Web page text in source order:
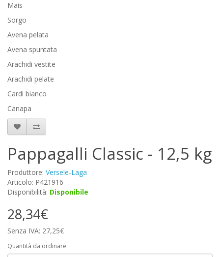
Mais
Sorgo
Avena pelata
Avena spuntata
Arachidi vestite
Arachidi pelate
Cardi bianco
Canapa
Pappagalli Classic - 12,5 kg
Produttore: Versele-Laga
Articolo: P421916
Disponibilità: Disponibile
28,34€
Senza IVA: 27,25€
Quantità da ordinare